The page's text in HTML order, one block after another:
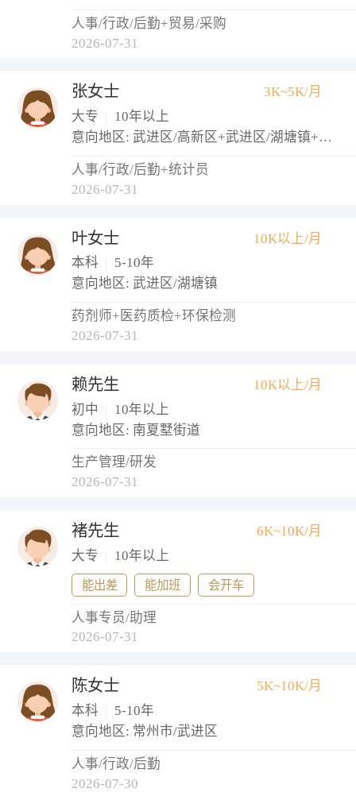
人事/行政/后勤+贸易/采购
2026-07-31
张女士
3K~5K/月
大专
10年以上
意向地区: 武进区/高新区+武进区/湖塘镇+武进区/西太湖生态休闲区
人事/行政/后勤+统计员
2026-07-31
叶女士
10K以上/月
本科
5-10年
意向地区: 武进区/湖塘镇
药剂师+医药质检+环保检测
2026-07-31
赖先生
10K以上/月
初中
10年以上
意向地区: 南夏墅街道
生产管理/研发
2026-07-31
褚先生
6K~10K/月
大专
10年以上
能出差 能加班 会开车
人事专员/助理
2026-07-31
陈女士
5K~10K/月
本科
5-10年
意向地区: 常州市/武进区
人事/行政/后勤
2026-07-30